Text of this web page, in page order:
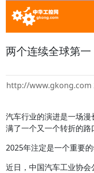
两个连续全球第
http://www.gkong.com
汽车行业的演进是一场
满了一个又一个转折的路
2025年注定是一个重要的
近日，中国汽车工业协